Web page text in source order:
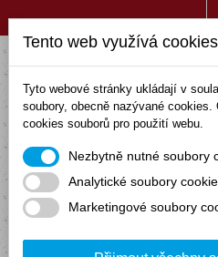
Tento web využívá cookies
Tyto webové stránky ukládají v
soubory, obecně nazývané
cookies souborů pro použití webu.
Nezbytně nutné soubory
Analytické soubory
Marketingové soubory